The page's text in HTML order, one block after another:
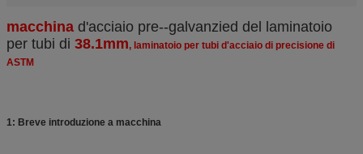
macchina d'acciaio pre--galvanzied del laminatoio
per tubi di 38.1mm, laminatoio per tubi d'acciaio di precisione di
ASTM
1: Breve introduzione a macchina